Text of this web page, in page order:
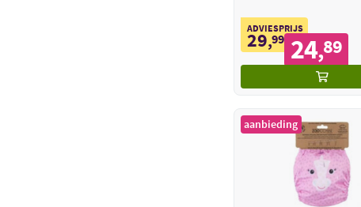
ADVIESPRIJS
29,99 24,89
aanbieding